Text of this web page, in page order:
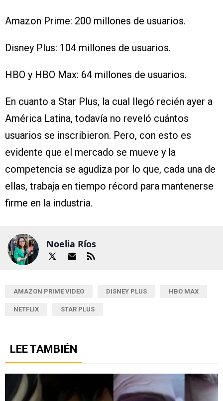
Amazon Prime: 200 millones de usuarios.
Disney Plus: 104 millones de usuarios.
HBO y HBO Max: 64 millones de usuarios.
En cuanto a Star Plus, la cual llegó recién ayer a
América Latina, todavía no reveló cuántos
usuarios se inscribieron. Pero, con esto es
evidente que el mercado se mueve y la
competencia se agudiza por lo que, cada una de
ellas, trabaja en tiempo récord para mantenerse
firme en la industria.
Noelia Ríos
AMAZON PRIME VIDEO DISNEY PLUS HBO MAX
NETFLIX STAR PLUS
LEE TAMBIÉN